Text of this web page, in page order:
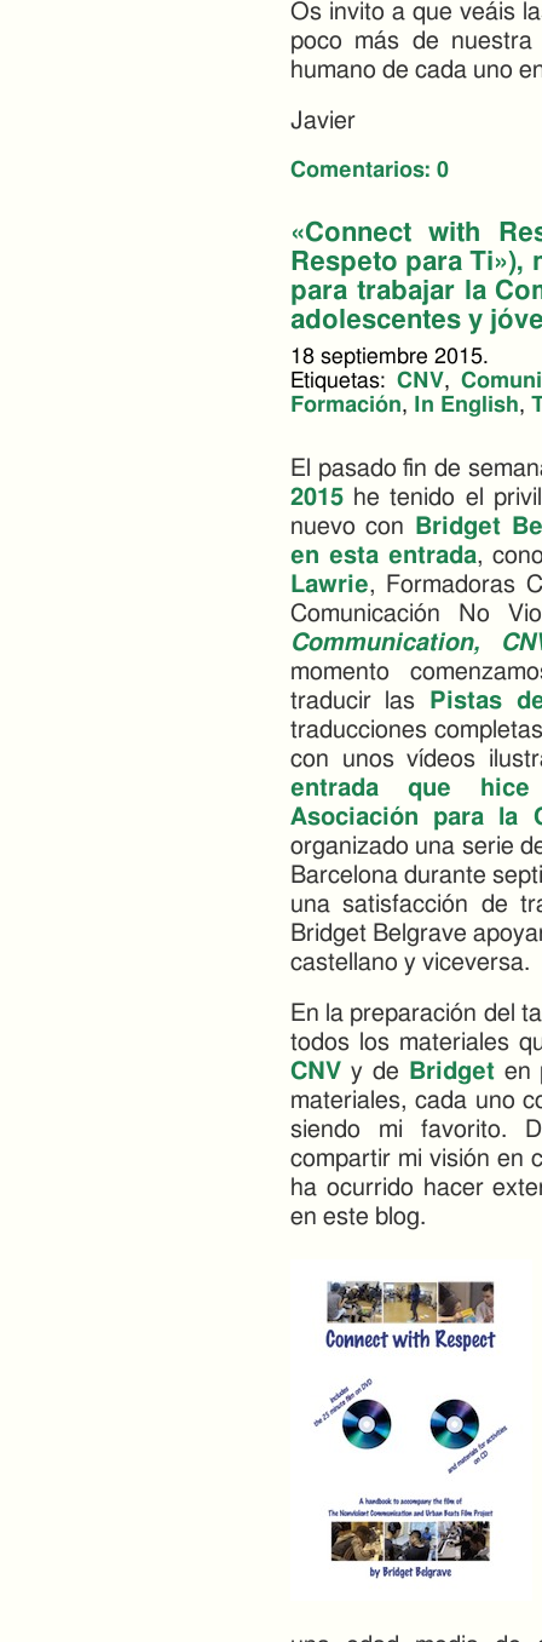
Os invito a que veáis
poco más de
humano de cada uno
Javier
Comentarios: 0
«Connect with
Respeto para Ti»),
para trabajar la
adolescentes y
18 septiembre 2015.
Etiquetas: CNV,
Formación, In English,
El pasado fin de
2015 he tenido el
nuevo con
Bridget
en esta entrada,
Lawrie, Formadoras
Comunicación No
Communication,
momento
traducir las
Pistas
traducciones
con unos vídeos
entrada que
Asociación para la
organizado una serie
Barcelona durante
una satisfacción de
Bridget Belgrave
castellano y viceversa.
En la preparación del
todos los materiales
CNV y de Bridgeten
materiales, cada uno
siendo mi favorito.
compartir mi visión en
ha ocurrido hacer
en este blog.